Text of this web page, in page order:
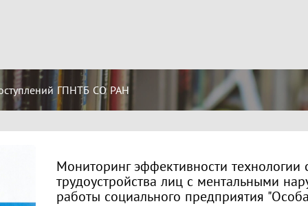
ГПНТБ СО РАН
Мониторинг эффективности
трудоустройства лиц с ментальными
работы социального предприятия